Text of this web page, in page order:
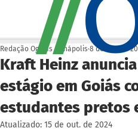
Kraft Heinz
estágio em Goiás
estudantes pretos
Redação Ogoiás | Anápolis 8 de out. de
Atualizado: 15 de out. de 2024